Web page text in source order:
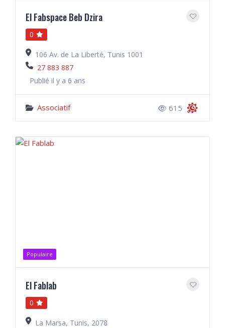
El Fabspace Beb Dzira
0
106 Av. de La Liberté, Tunis 1001
27 883 887
Publié il y a 6 ans
Associatif 615
Populaire
El Fablab
0
La Marsa, Tunis, 2078